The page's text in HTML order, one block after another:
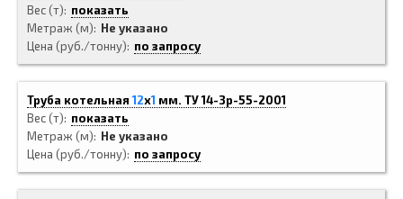
Вес (т)
показать
Метраж (м)
Не указано
Цена (руб./тонну)
по запросу
Труба котельная12x1 мм. ТУ 14-3р-55-2001
Вес (т)
показать
Метраж (м)
Не указано
Цена (руб./тонну)
по запросу